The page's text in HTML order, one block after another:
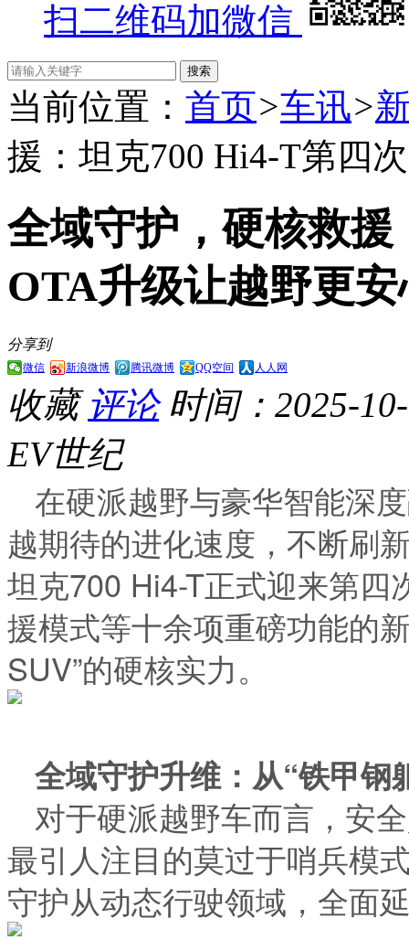
扫二维码加微信
当前位置： 首页>车讯>
援：坦克700 Hi4-T第四
全域守护，硬核救
OTA升级让越野更安
分享到
微信 新浪微博 腾讯微博 QQ空间 人人网
收藏 评论 时间：2025-
EV世纪
在硬派越野与豪华智能深
越期待的进化速度，不断刷
坦克700 Hi4-T正式迎来第四
援模式等十余项重磅功能的
SUV”的硬核实力。
全域守护升维：从“铁甲钢
对于硬派越野车而言，安
最引人注目的莫过于哨兵模
守护从动态行驶领域，全面